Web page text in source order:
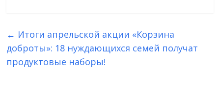
← Итоги апрельской акции «Корзина
доброты»: 18 нуждающихся семей получат
продуктовые наборы!